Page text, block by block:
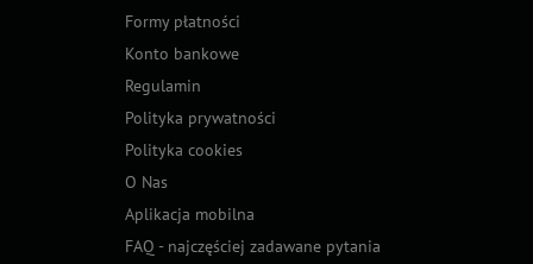
Formy płatności
Konto bankowe
Regulamin
Polityka prywatności
Polityka cookies
O Nas
Aplikacja mobilna
FAQ - najczęściej zadawane pytania